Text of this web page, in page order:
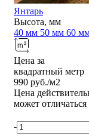
Янтарь
Высота, мм
40 мм 50 мм 60
Цена за
квадратный метр
990 руб./м2
Цена
может
-